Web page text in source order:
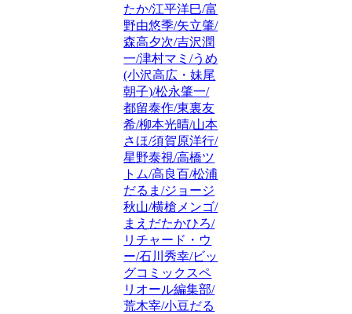
たか/江平洋巳/富
野由悠季/矢立肇/
森高夕次/吉沢潤
一/津村マミ/うめ
(小沢高広・妹尾
朝子)/松永肇一/
都留泰作/東裏友
希/柳本光晴/山本
さほ/須賀原洋行/
星野泰視/高橋ツ
トム/高良百/松浦
だるま/ジョージ
秋山/横槍メンゴ/
まえだたかひろ/
リチャード・ウ
ー/石川秀幸/ビッ
グコミックスペ
リオール編集部/
荒木宰/小豆だる